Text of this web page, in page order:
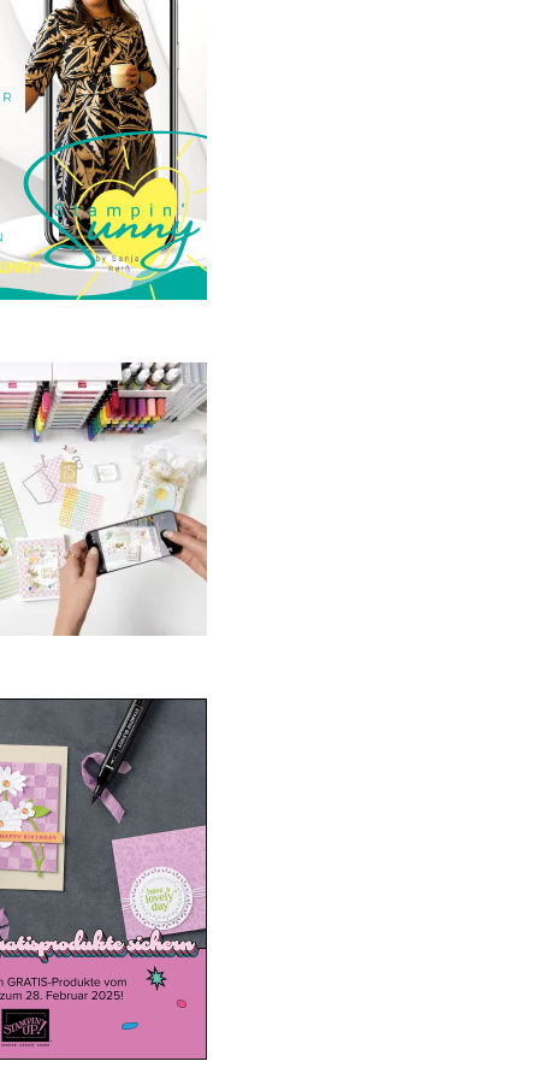
Januar 2025
NEU:
Club
Januar 2025
a-bration 2025
Januar 2025